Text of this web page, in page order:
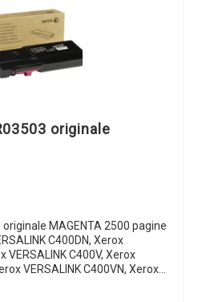
originale
MAGENTA 2500 pagine
C400DN, Xerox
VERSALINK C400V, Xerox
VERSALINK C400VN, Xerox…